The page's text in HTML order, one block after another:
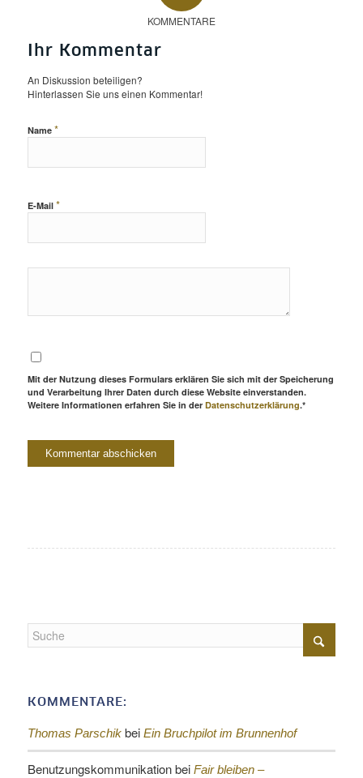
KOMMENTARE
Ihr Kommentar
An Diskussion beteiligen?
Hinterlassen Sie uns einen Kommentar!
Name *
E-Mail *
Mit der Nutzung dieses Formulars erklären Sie sich mit der Speicherung
und Verarbeitung Ihrer Daten durch diese Website einverstanden.
Weitere Informationen erfahren Sie in der Datenschutzerklärung.*
KOMMENTARE:
Thomas Parschikbei Ein Bruchpilot im Brunnenhof
Benutzungskommunikationbei Fair bleiben –